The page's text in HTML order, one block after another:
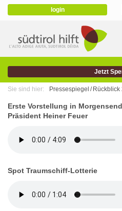
login
Jetzt
Sie sind hier: Pressespiegel Rückblick
Erste Vorstellung in
Präsident Heiner Feuer
Spot Traumschiff-Lotterie